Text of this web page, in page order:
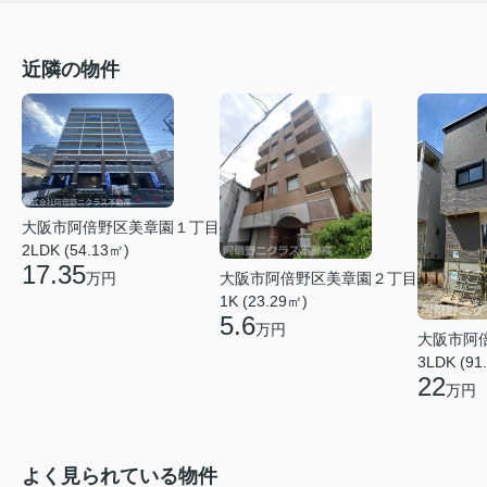
近隣の物件
大阪市阿倍野区美章園１丁目
2LDK (54.13㎡)
17.35万円
大阪市阿倍野区美章園２丁目
1K (23.29㎡)
5.6万円
大阪市阿
3LDK
22万円
よく見られている物件